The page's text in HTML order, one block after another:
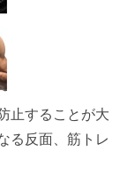
止することが大
る反面、筋トレ